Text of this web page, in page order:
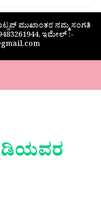
ಮುಖಾಂತರ ನಮ್ಮ ಸಂಗತಿ
ಇಮೇಲ್ :-